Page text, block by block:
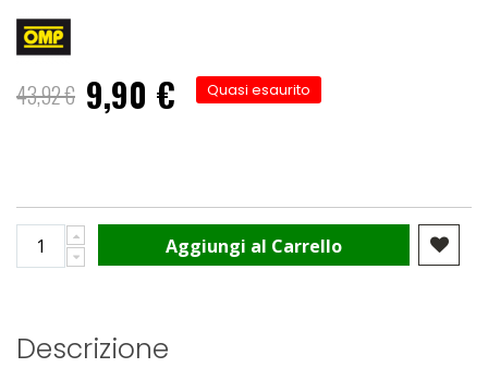
43,92 € Prezzo
speciale
9,90 € Quasi esaurito
Aggiungi al Carrello
Descrizione